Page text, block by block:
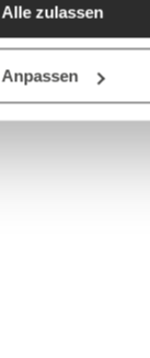
Alle zulassen
Anpassen